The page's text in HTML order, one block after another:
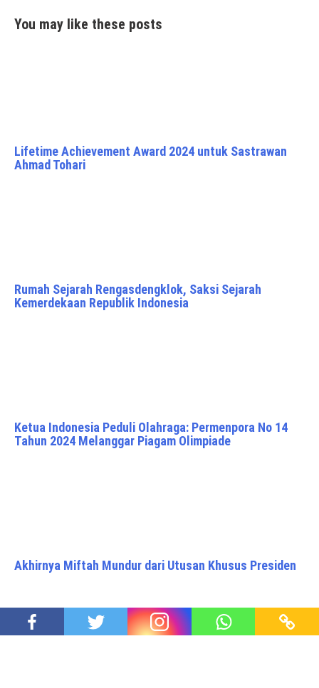
You may like these posts
Lifetime Achievement Award 2024 untuk Sastrawan
Ahmad Tohari
Rumah Sejarah Rengasdengklok, Saksi Sejarah
Kemerdekaan Republik Indonesia
Ketua Indonesia Peduli Olahraga: Permenpora No 14
Tahun 2024 Melanggar Piagam Olimpiade
Akhirnya Miftah Mundur dari Utusan Khusus Presiden